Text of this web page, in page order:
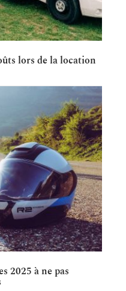
lors de la location
2025 à ne pas